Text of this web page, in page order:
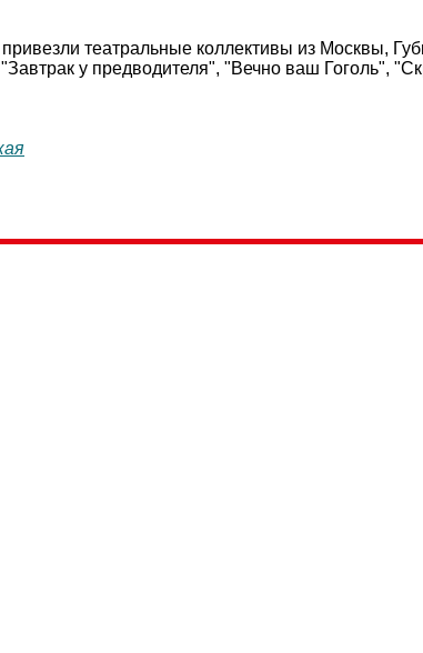
театральные коллективы из Москвы,
"Завтрак у предводителя", "Вечно ваш Гоголь",